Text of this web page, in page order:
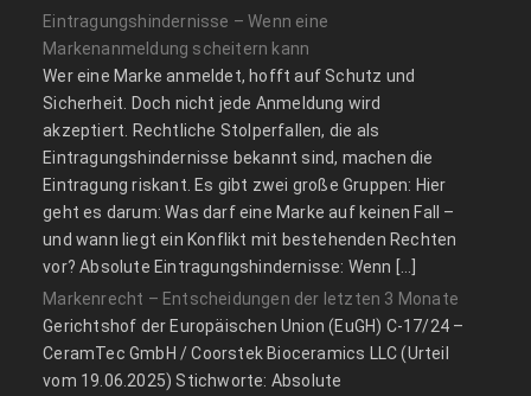
Eintragungshindernisse – Wenn eine
Markenanmeldung scheitern kann
Wer eine Marke anmeldet, hofft auf Schutz und
Sicherheit. Doch nicht jede Anmeldung wird
akzeptiert. Rechtliche Stolperfallen, die als
Eintragungshindernisse bekannt sind, machen die
Eintragung riskant. Es gibt zwei große Gruppen: Hier
geht es darum: Was darf eine Marke auf keinen Fall –
und wann liegt ein Konflikt mit bestehenden Rechten
vor? Absolute Eintragungshindernisse: Wenn […]
Markenrecht – Entscheidungen der letzten 3 Monate
Gerichtshof der Europäischen Union (EuGH) C‑17/24 –
CeramTec GmbH / Coorstek Bioceramics LLC (Urteil
vom 19.06.2025) Stichworte: Absolute